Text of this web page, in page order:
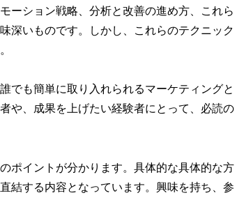
ーション戦略、分析と改善の進め方、これら
深いものです。しかし、これらのテクニック
でも簡単に取り入れられるマーケティングと
や、成果を上げたい経験者にとって、必読の
ポイントが分かります。具体的な具体的な方
結する内容となっています。興味を持ち、参